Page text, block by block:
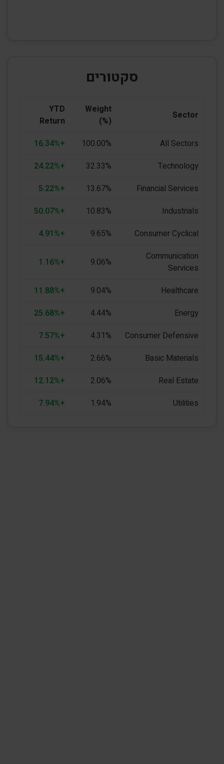
סקטורים
Sector
Weight
(%)
YTD
Return
All Sectors
100.00%
+16.34%
Technology
32.33%
+24.22%
Financial Services
13.67%
+5.22%
Industrials
10.83%
+50.07%
Consumer Cyclical
9.65%
+4.91%
Communication
Services
9.06%
+1.16%
Healthcare
9.04%
+11.88%
Energy
4.44%
+25.68%
Consumer Defensive
4.31%
+7.57%
Basic Materials
2.66%
+15.44%
Real Estate
2.06%
+12.12%
Utilities
1.94%
+7.94%